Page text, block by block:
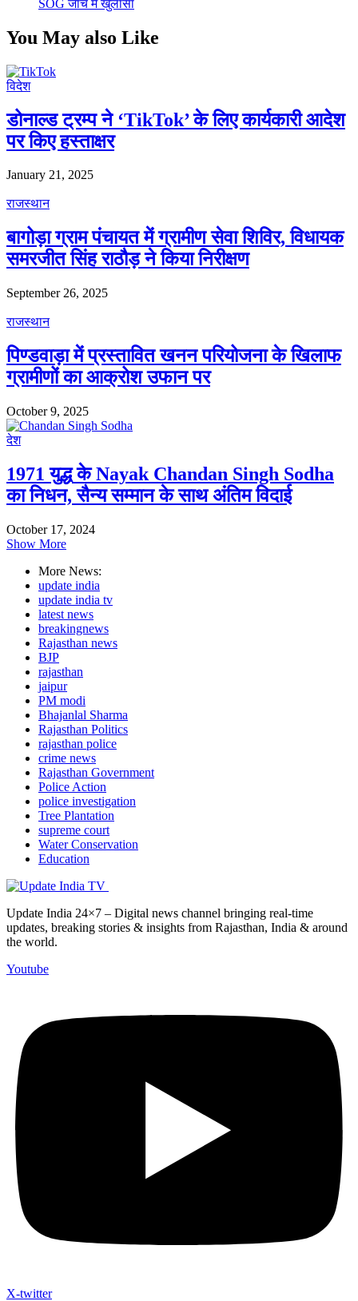
SOG जांच में खुलासा
You May also Like
विदेश
डोनाल्ड ट्रम्प ने ‘TikTok’ के लिए कार्यकारी आदेश
पर किए हस्ताक्षर
January 21, 2025
राजस्थान
बागोड़ा ग्राम पंचायत में ग्रामीण सेवा शिविर, विधायक
समरजीत सिंह राठौड़ ने किया निरीक्षण
September 26, 2025
राजस्थान
पिण्डवाड़ा में प्रस्तावित खनन परियोजना के खिलाफ
ग्रामीणों का आक्रोश उफान पर
October 9, 2025
देश
1971 युद्ध के Nayak Chandan Singh Sodha
का निधन, सैन्य सम्मान के साथ अंतिम विदाई
October 17, 2024
Show More
More News:
update india
update india tv
latest news
breakingnews
Rajasthan news
BJP
rajasthan
jaipur
PM modi
Bhajanlal Sharma
Rajasthan Politics
rajasthan police
crime news
Rajasthan Government
Police Action
police investigation
Tree Plantation
supreme court
Water Conservation
Education
Update India 24×7 – Digital news channel bringing real-time
updates, breaking stories & insights from Rajasthan, India & around
the world.
Youtube
X-twitter